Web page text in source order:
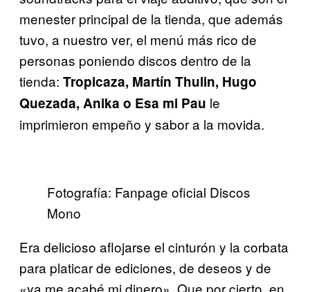
menester principal de la tienda, que además
tuvo, a nuestro ver, el menú más rico de
personas poniendo discos dentro de la
tienda: Tropicaza, Martín Thulin, Hugo
Quezada, Anika o Esa mi Pau le
imprimieron empeño y sabor a la movida.
Fotografía: Fanpage oficial Discos
Mono
Era delicioso aflojarse el cinturón y la corbata
para platicar de ediciones, de deseos y de
«ya me acabé mi dinero». Que por cierto, en